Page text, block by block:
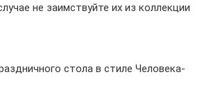
не заимствуйте их из коллекции
стола в стиле Человека-